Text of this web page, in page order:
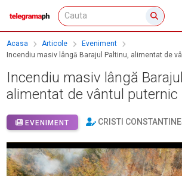
Acasa Articole
Eveniment
Incendiu masiv lângă Barajul Paltinu, alimentat de
Incendiu masiv lângă
alimentat de vântul puternic
EVENIMENT CRISTI